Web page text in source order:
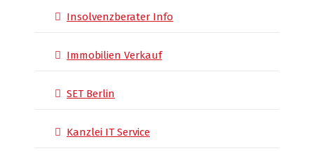
Insolvenzberater Info
Immobilien Verkauf
SET Berlin
Kanzlei IT Service